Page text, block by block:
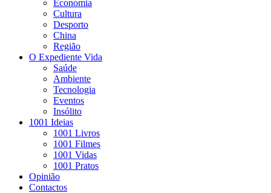
Economia
Cultura
Desporto
China
Região
O Expediente Vida
Saúde
Ambiente
Tecnologia
Eventos
Insólito
1001 Ideias
1001 Livros
1001 Filmes
1001 Vidas
1001 Pratos
Opinião
Contactos